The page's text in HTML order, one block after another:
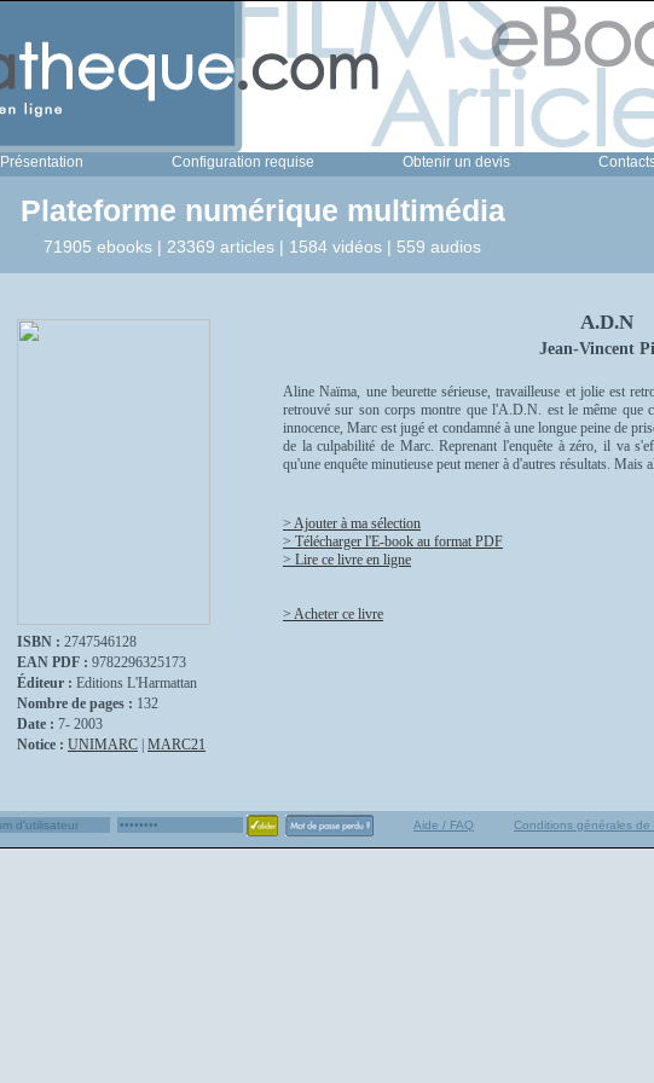
Présentation Configuration requise Obtenir un devis
Plateforme numérique multimédia
71905 ebooks | 23369 articles | 1584 vidéos | 559 audios
ISBN : 2747546128
EAN PDF : 9782296325173
Éditeur : Editions L'Harmattan
Nombre de pages : 132
Date : 7- 2003
Notice : UNIMARC MARC21
A.D.N
Jean-Vincent
Aline Naïma, une beurette sérieuse, travailleuse et jolie est
retrouvé sur son corps montre que l'A.D.N. est le même que
innocence, Marc est jugé et condamné à une longue peine de
de la culpabilité de Marc. Reprenant l'enquête à zéro, il va
qu'une enquête minutieuse peut mener à d'autres résultats. Mais
> Ajouter à ma sélection
> Télécharger l'E-book au format PDF
> Lire ce livre en ligne
> Acheter ce livre
Aide / FAQ Conditions générales de